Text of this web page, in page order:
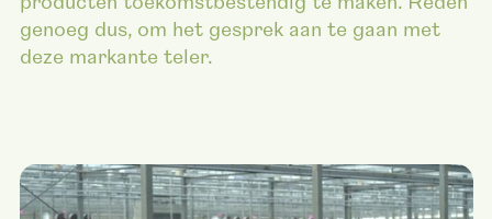
genoeg dus, om het gesprek aan te gaan met
deze markante teler.